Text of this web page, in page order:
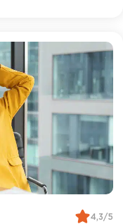
4,3/5